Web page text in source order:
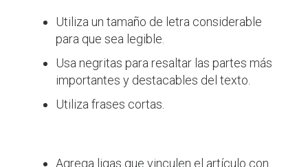
Utiliza un tamaño de letra considerable
para que sea legible.
Usa negritas para resaltar las partes más
importantes y destacables del texto.
Utiliza frases cortas.
Agrega ligas que vinculen el artículo con